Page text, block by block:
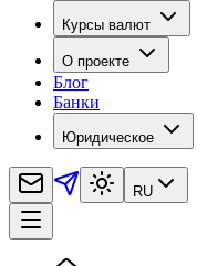
Курсы валют
О проекте
Блог
Банки
Юридическое
RU